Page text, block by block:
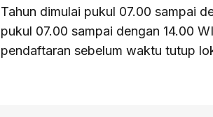
Tahun dimulai pukul 07.00 sampai
pukul 07.00 sampai dengan 14.00
pendaftaran sebelum waktu tutup